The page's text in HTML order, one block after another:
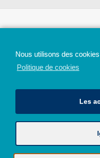
Avec le soutien
© 2026 - Tous
Nous utilisons des
Politique de cookies
Les